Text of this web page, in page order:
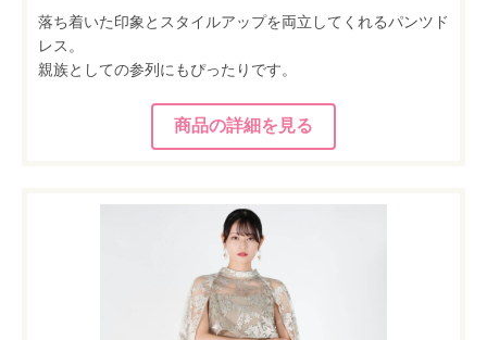
落ち着いた印象とスタイルアップを両立してくれるパンツド
レス。
親族としての参列にもぴったりです。